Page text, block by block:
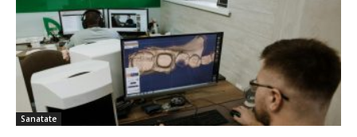
Sanatate